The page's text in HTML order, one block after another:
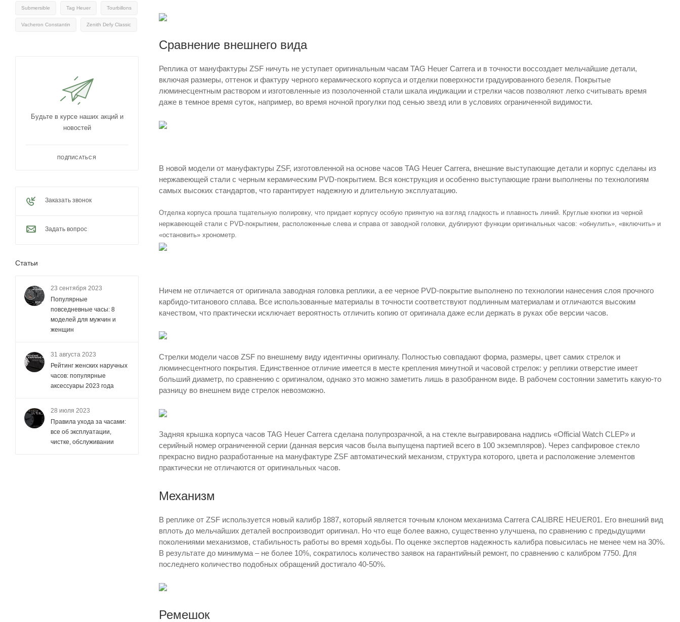
Сравнение внешнего вида
Реплика от мануфактуры ZSF ничуть не уступает оригинальным часам TAG Heuer Carrera и в точности воссоздает мельчайшие детали,
включая размеры, оттенок и фактуру черного керамического корпуса и отделки поверхности градуированного безеля. Покрытые
люминесцентным раствором и изготовленные из позолоченной стали шкала индикации и стрелки часов позволяют легко считывать время
даже в темное время суток, например, во время ночной прогулки под сенью звезд или в условиях ограниченной видимости.
В новой модели от мануфактуры ZSF, изготовленной на основе часов TAG Heuer Carrera, внешние выступающие детали и корпус сделаны из
нержавеющей стали с черным керамическим PVD-покрытием. Вся конструкция и особенно выступающие грани выполнены по технологиям
самых высоких стандартов, что гарантирует надежную и длительную эксплуатацию.
Отделка корпуса прошла тщательную полировку, что придает корпусу особую приянтую на взгляд гладкость и плавность линий. Круглые кнопки из черной
нержавеющей стали с PVD-покрытием, расположенные слева и справа от заводной головки, дублируют функции оригинальных часов: «обнулить», «включить» и
«остановить» хронометр.
Ничем не отличается от оригинала заводная головка реплики, а ее черное PVD-покрытие выполнено по технологии нанесения слоя прочного
карбидо-титанового сплава. Все использованные материалы в точности соответствуют подлинным материалам и отличаются высоким
качеством, что практически исключает вероятность отличить копию от оригинала даже если держать в руках обе версии часов.
Стрелки модели часов ZSF по внешнему виду идентичны оригиналу. Полностью совпадают форма, размеры, цвет самих стрелок и
люминесцентного покрытия. Единственное отличие имеется в месте крепления минутной и часовой стрелок: у реплики отверстие имеет
больший диаметр, по сравнению с оригиналом, однако это можно заметить лишь в разобранном виде. В рабочем состоянии заметить какую-то
разницу во внешнем виде стрелок невозможно.
Задняя крышка корпуса часов TAG Heuer Carrera сделана полупрозрачной, а на стекле выгравирована надпись «Official Watch CLEP» и
серийный номер ограниченной серии (данная версия часов была выпущена партией всего в 100 экземпляров). Через сапфировое стекло
прекрасно видно разработанные на мануфактуре ZSF автоматический механизм, структура которого, цвета и расположение элементов
практически не отличаются от оригинальных часов.
Механизм
В реплике от ZSF используется новый калибр 1887, который является точным клоном механизма Carrera CALIBRE HEUER01. Его внешний вид
вплоть до мельчайших деталей воспроизводит оригинал. Но что еще более важно, существенно улучшена, по сравнению с предыдущими
поколениями механизмов, стабильность работы во время ходьбы. По оценке экспертов надежность калибра повысилась не менее чем на 30%.
В результате до минимума – не более 10%, сократилось количество заявок на гарантийный ремонт, по сравнению с калибром 7750. Для
последнего количество подобных обращений достигало 40-50%.
Ремешок
Submersible Tag Heuer Tourbillons
Vacheron Constantin Zenith Defy Classic
Будьте в курсе наших акций и
новостей
ПОДПИСАТЬСЯ
Заказать звонок
Задать вопрос
Статьи
23 сентября 2023
Популярные
повседневные часы: 8
моделей для мужчин и
женщин
31 августа 2023
Рейтинг женских наручных
часов: популярные
аксессуары 2023 года
28 июля 2023
Правила ухода за часами:
все об эксплуатации,
чистке, обслуживании